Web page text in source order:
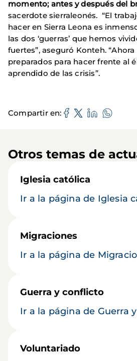
momento; antes y después del
sacerdote sierraleonés. “El
hacer en Sierra Leona es
las dos ‘guerras’ que hemos
fuertes”, aseguró Konteh.
preparados para hacer frente al
aprendido de las crisis”.
Compartir en
Otros temas de
Iglesia católica
Ir a la página de Iglesia
Migraciones
Ir a la página de
Guerra y conflicto
Ir a la página de Guerra
Voluntariado